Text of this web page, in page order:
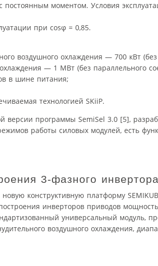
моментом. Условия
при cosφ = 0,85.
воздушного охлаждения — 700 кВт
— 1 МВт (без параллельного
в шине питания;
технологией SKiiP.
версии программы SemiSel 3.0 [5],
работы силовых модулей, есть
3-фазного
конструктивную платформу
инверторов приводов
универсальный модуль,
воздушного охлаждения,